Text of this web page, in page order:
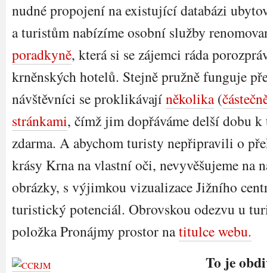
nudné propojení na existující databázi
a turistům nabízíme osobní služby
poradkyně, která si se zájemci ráda
krněnských hotelů. Stejně pružně funguje
návštěvníci se proklikávajíněkolika(
stránkami, čímž jim dopřáváme delší dobu k
zdarma. A abychom turisty nepřipravili o
krásy Krna na vlastní oči, nevyvěšujeme na
obrázky, s výjimkou vizualizace Jižního
turistický potenciál. Obrovskou odezvu u
položka Pronájmy prostor natitulce webu.
To je